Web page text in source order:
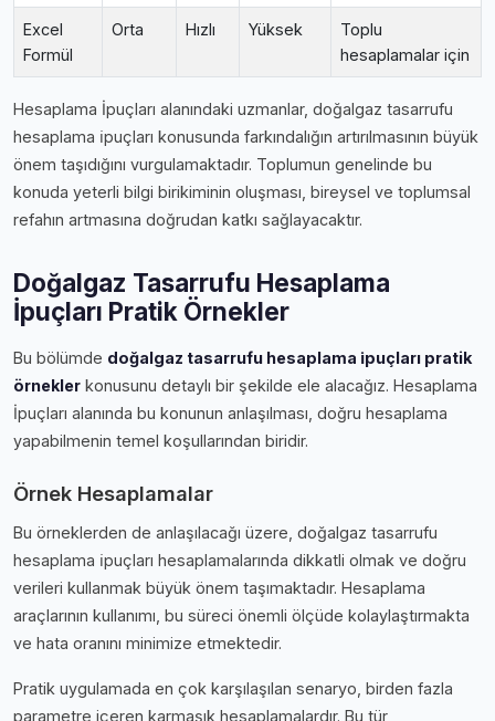
Excel
Formül
Orta Hızlı Yüksek
Toplu
hesaplamalar için
Hesaplama İpuçları alanındaki uzmanlar, doğalgaz tasarrufu
hesaplama i̇puçları konusunda farkındalığın artırılmasının büyük
önem taşıdığını vurgulamaktadır. Toplumun genelinde bu
konuda yeterli bilgi birikiminin oluşması, bireysel ve toplumsal
refahın artmasına doğrudan katkı sağlayacaktır.
Doğalgaz Tasarrufu Hesaplama
İpuçları Pratik Örnekler
Bu bölümde doğalgaz tasarrufu hesaplama i̇puçları pratik
örnekler konusunu detaylı bir şekilde ele alacağız. Hesaplama
İpuçları alanında bu konunun anlaşılması, doğru hesaplama
yapabilmenin temel koşullarından biridir.
Örnek Hesaplamalar
Bu örneklerden de anlaşılacağı üzere, doğalgaz tasarrufu
hesaplama i̇puçları hesaplamalarında dikkatli olmak ve doğru
verileri kullanmak büyük önem taşımaktadır. Hesaplama
araçlarının kullanımı, bu süreci önemli ölçüde kolaylaştırmakta
ve hata oranını minimize etmektedir.
Pratik uygulamada en çok karşılaşılan senaryo, birden fazla
parametre içeren karmaşık hesaplamalardır. Bu tür